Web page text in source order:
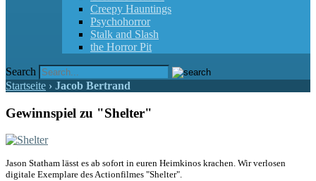
Creepy Hauntings
Psychohorror
Stalk and Slash
the Horror Pit
Search
Startseite › Jacob Bertrand
Gewinnspiel zu "Shelter"
Jason Statham lässt es ab sofort in euren Heimkinos krachen. Wir verlosen
digitale Exemplare des Actionfilmes "Shelter".